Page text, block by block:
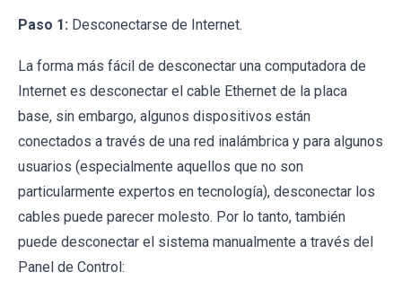
Paso 1: Desconectarse de Internet.
La forma más fácil de desconectar una computadora de
Internet es desconectar el cable Ethernet de la placa
base, sin embargo, algunos dispositivos están
conectados a través de una red inalámbrica y para algunos
usuarios (especialmente aquellos que no son
particularmente expertos en tecnología), desconectar los
cables puede parecer molesto. Por lo tanto, también
puede desconectar el sistema manualmente a través del
Panel de Control: